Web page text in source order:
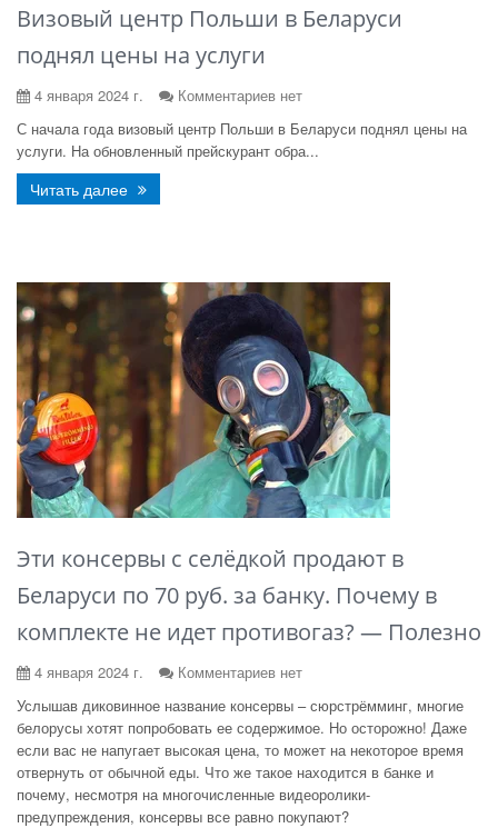
Визовый центр Польши в Беларуси
поднял цены на услуги
4 января 2024 г.
Комментариев нет
С начала года визовый центр Польши в Беларуси поднял цены на
услуги. На обновленный прейскурант обра...
Читать далее
Эти консервы с селёдкой продают в
Беларуси по 70 руб. за банку. Почему в
комплекте не идет противогаз? — Полезно
4 января 2024 г.
Комментариев нет
Услышав диковинное название консервы – сюрстрёмминг, многие
белорусы хотят попробовать ее содержимое. Но осторожно! Даже
если вас не напугает высокая цена, то может на некоторое время
отвернуть от обычной еды. Что же такое находится в банке и
почему, несмотря на многочисленные видеоролики-
предупреждения, консервы все равно покупают?